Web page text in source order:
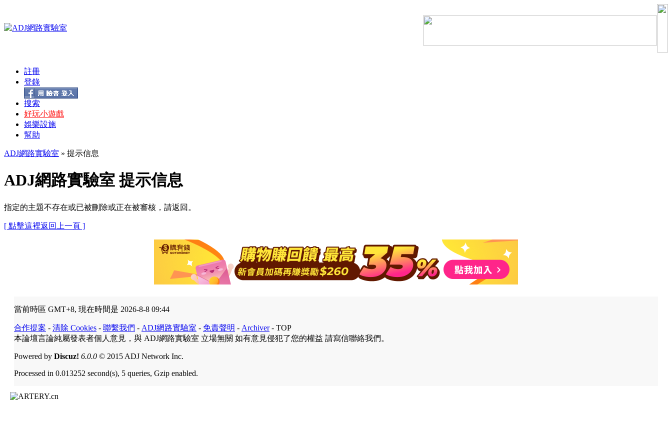
註冊
登錄
搜索
好玩小遊戲
娛樂設施
幫助
ADJ網路實驗室 » 提示信息
ADJ網路實驗室 提示信息
指定的主題不存在或已被刪除或正在被審核，請返回。
[ 點擊這裡返回上一頁 ]
當前時區 GMT+8, 現在時間是 2026-8-8 09:44
合作提案 - 清除 Cookies - 聯繫我們 - ADJ網路實驗室 - 免責聲明 - Archiver- TOP
本論壇言論純屬發表者個人意見，與 ADJ網路實驗室 立場無關 如有意見侵犯了您的權益 請寫信聯絡我們。
Powered by Discuz! 6.0.0 © 2015 ADJ Network Inc.
Processed in 0.013252 second(s), 5 queries, Gzip enabled.